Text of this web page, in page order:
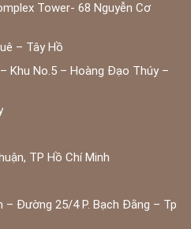
Tower- 68 Nguyễn Cơ
– Tây Hồ
Khu No.5 – Hoàng Đạo Thúy –
TP Hồ Chí Minh
– Đường 25/4 P. Bạch Đằng – Tp